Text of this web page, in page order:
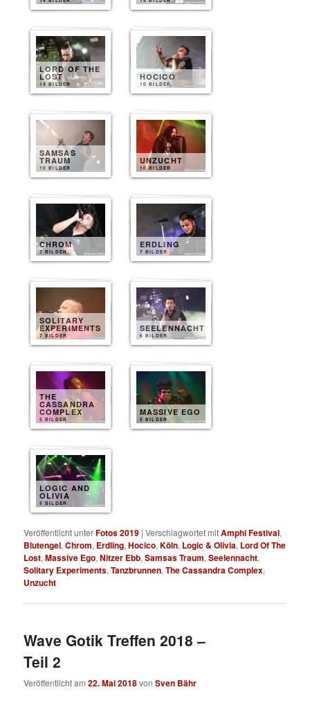
LORD OF THE
LOST
14 BILDER
HOCICO
10 BILDER
SAMSAS
TRAUM
10 BILDER
UNZUCHT
10 BILDER
CHROM
7 BILDER
ERDLING
7 BILDER
SOLITARY
EXPERIMENTS
7 BILDER
SEELENNACHT
6 BILDER
THE
CASSANDRA
COMPLEX
5 BILDER
MASSIVE EGO
5 BILDER
LOGIC AND
OLIVIA
5 BILDER
Veröffentlicht unterFotos 2019 |Verschlagwortet mitAmphi Festival,
Blutengel,Chrom, Erdling,Hocico,Köln, Logic & Olivia, Lord Of The
Lost,Massive Ego,Nitzer Ebb,Samsas Traum,Seelennacht,
Solitary Experiments,Tanzbrunnen,The Cassandra Complex,
Unzucht
Wave Gotik Treffen 2018 –
Teil 2
Veröffentlicht am22. Mai 2018vonSven Bähr